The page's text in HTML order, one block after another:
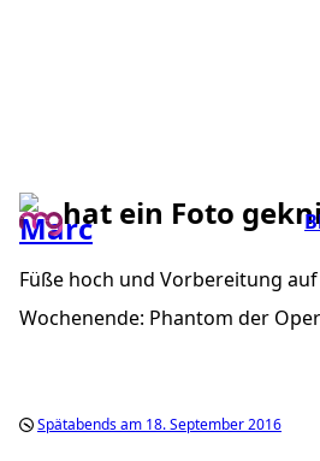
hat ein Foto
Füße hoch und Vorbereitung
Wochenende: Phantom der
Spätabends am 18. September 2016